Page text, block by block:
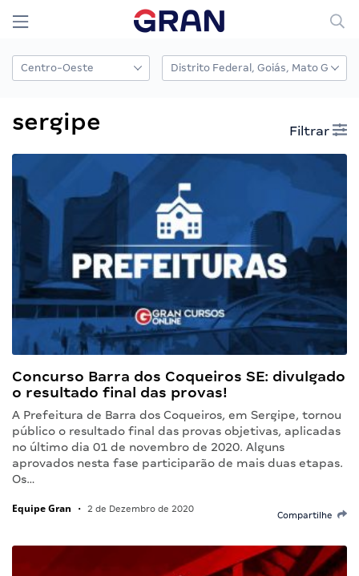
sergipe Filtrar
Concurso Barra dos Coqueiros SE: divulgado
o resultado final das provas!
A Prefeitura de Barra dos Coqueiros, em Sergipe, tornou
público o resultado final das provas objetivas, aplicadas
no último dia 01 de novembro de 2020. Alguns
aprovados nesta fase participarão de mais duas etapas.
Os…
Equipe Gran • 2 de Dezembro de 2020
Compartilhe